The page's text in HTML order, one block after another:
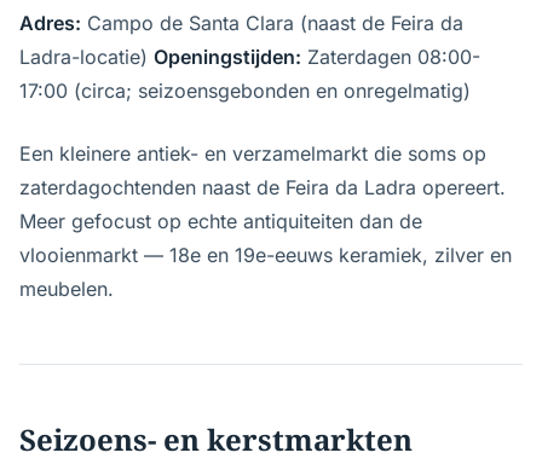
Adres: Campo de Santa Clara (naast de Feira da
Ladra-locatie) Openingstijden: Zaterdagen 08:00-
17:00 (circa; seizoensgebonden en onregelmatig)
Een kleinere antiek- en verzamelmarkt die soms op
zaterdagochtenden naast de Feira da Ladra opereert.
Meer gefocust op echte antiquiteiten dan de
vlooienmarkt — 18e en 19e-eeuws keramiek, zilver en
meubelen.
Seizoens- en kerstmarkten